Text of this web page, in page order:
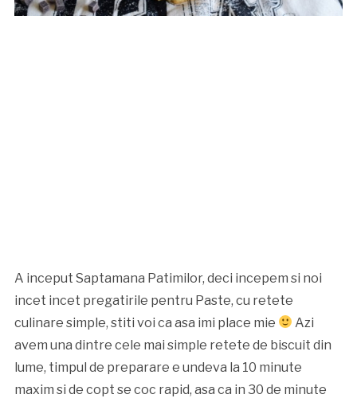
A inceput Saptamana Patimilor, deci incepem si noi
incet incet pregatirile pentru Paste, cu retete
culinare simple, stiti voi ca asa imi place mie
Azi
avem una dintre cele mai simple retete de biscuit din
lume, timpul de preparare e undeva la 10 minute
maxim si de copt se coc rapid, asa ca in 30 de minute